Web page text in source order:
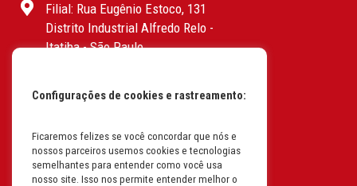
Filial: Rua Eugênio Estoco, 131
Distrito Industrial Alfredo Relo -
Itatiba - São Paulo
I.E: 382.096.357.1147
Filial: Av. Odila Chaves Rodrigues,
1277
Parque industrial RM - Condomínio
Configurações de cookies e rastreamento:
Ficaremos felizes se você concordar que nós e
nossos parceiros usemos cookies e tecnologias
semelhantes para entender como você usa
nosso site. Isso nos permite entender melhor o